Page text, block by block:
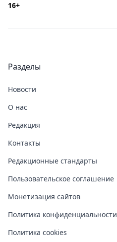
16+
Разделы
Новости
О нас
Редакция
Контакты
Редакционные стандарты
Пользовательское соглашение
Монетизация сайтов
Политика конфиденциальности
Политика cookies